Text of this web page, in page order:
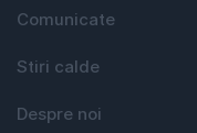
Comunicate
Stiri calde
Despre noi